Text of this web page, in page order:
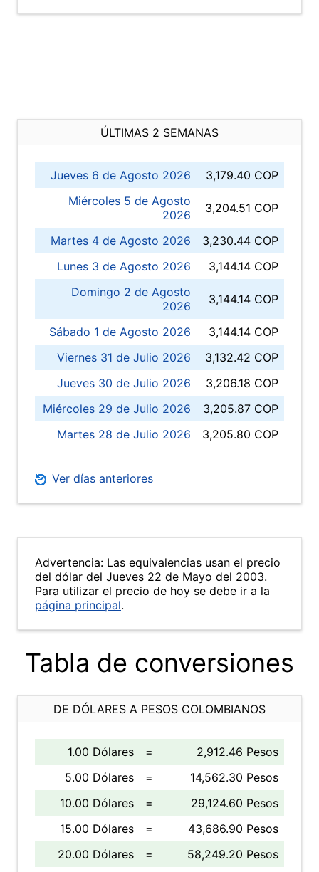
ÚLTIMAS 2 SEMANAS
Jueves 6 de Agosto 2026
3,179.40 COP
Miércoles 5 de Agosto
2026
3,204.51 COP
Martes 4 de Agosto 2026
3,230.44 COP
Lunes 3 de Agosto 2026
3,144.14 COP
Domingo 2 de Agosto
2026
3,144.14 COP
Sábado 1 de Agosto 2026
3,144.14 COP
Viernes 31 de Julio 2026
3,132.42 COP
Jueves 30 de Julio 2026
3,206.18 COP
Miércoles 29 de Julio 2026
3,205.87 COP
Martes 28 de Julio 2026
3,205.80 COP
Ver días anteriores
Advertencia: Las equivalencias usan el precio
del dólar del Jueves 22 de Mayo del 2003.
Para utilizar el precio de hoy se debe ir a la
página principal.
Tabla de conversiones
DE DÓLARES A PESOS COLOMBIANOS
1.00 Dólares =
2,912.46 Pesos
5.00 Dólares
=
14,562.30 Pesos
10.00 Dólares
=
29,124.60 Pesos
15.00 Dólares
=
43,686.90 Pesos
20.00 Dólares
=
58,249.20 Pesos